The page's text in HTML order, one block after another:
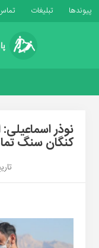
پیوندها تبلیغات
نوذر
کنگان سنگ
تاریخ